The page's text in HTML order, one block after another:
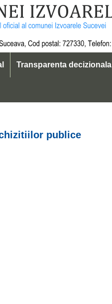
Transparenta decizionala
publice